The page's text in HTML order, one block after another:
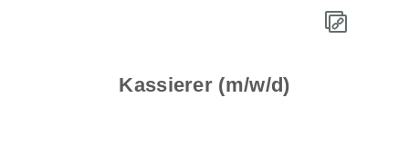
Kassierer (m/w/d)